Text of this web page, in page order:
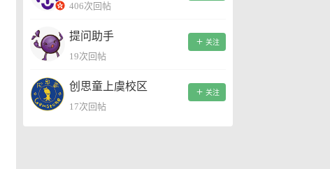
406次回帖
提问助手
19次回帖
关注
创思童上虞校区
17次回帖
关注